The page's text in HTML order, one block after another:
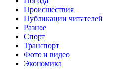
Происшествия
Публикации читателей
Разное
Спорт
Транспорт
Фото и видео
Экономика